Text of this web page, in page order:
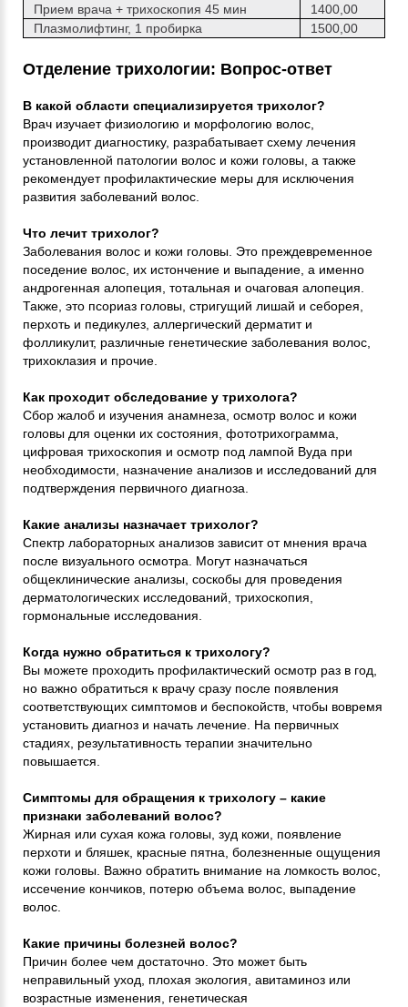
Прием врача + трихоскопия 45 мин
1400,00
Плазмолифтинг, 1 пробирка
1500,00
Отделение трихологии: Вопрос-ответ
В какой области специализируется трихолог?
Врач изучает физиологию и морфологию волос,
производит диагностику, разрабатывает схему лечения
установленной патологии волос и кожи головы, а также
рекомендует профилактические меры для исключения
развития заболеваний волос.
Что лечит трихолог?
Заболевания волос и кожи головы. Это преждевременное
поседение волос, их истончение и выпадение, а именно
андрогенная алопеция, тотальная и очаговая алопеция.
Также, это псориаз головы, стригущий лишай и себорея,
перхоть и педикулез, аллергический дерматит и
фолликулит, различные генетические заболевания волос,
трихоклазия и прочие.
Как проходит обследование у трихолога?
Сбор жалоб и изучения анамнеза, осмотр волос и кожи
головы для оценки их состояния, фототрихограмма,
цифровая трихоскопия и осмотр под лампой Вуда при
необходимости, назначение анализов и исследований для
подтверждения первичного диагноза.
Какие анализы назначает трихолог?
Спектр лабораторных анализов зависит от мнения врача
после визуального осмотра. Могут назначаться
общеклинические анализы, соскобы для проведения
дерматологических исследований, трихоскопия,
гормональные исследования.
Когда нужно обратиться к трихологу?
Вы можете проходить профилактический осмотр раз в год,
но важно обратиться к врачу сразу после появления
соответствующих симптомов и беспокойств, чтобы вовремя
установить диагноз и начать лечение. На первичных
стадиях, результативность терапии значительно
повышается.
Симптомы для обращения к трихологу – какие
признаки заболеваний волос?
Жирная или сухая кожа головы, зуд кожи, появление
перхоти и бляшек, красные пятна, болезненные ощущения
кожи головы. Важно обратить внимание на ломкость волос,
иссечение кончиков, потерю объема волос, выпадение
волос.
Какие причины болезней волос?
Причин более чем достаточно. Это может быть
неправильный уход, плохая экология, авитаминоз или
возрастные изменения, генетическая